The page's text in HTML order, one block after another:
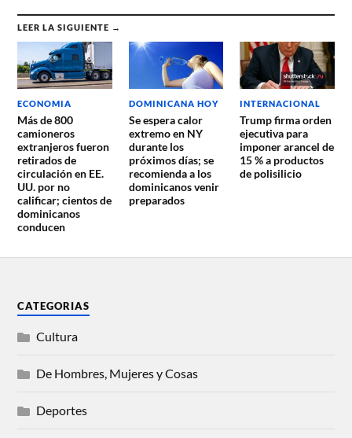
LEER LA SIGUIENTE →
ECONOMIA
Más de 800
camioneros
extranjeros fueron
retirados de
circulación en EE.
UU. por no
calificar; cientos de
dominicanos
conducen
DOMINICANA HOY
Se espera calor
extremo en NY
durante los
próximos días; se
recomienda a los
dominicanos venir
preparados
INTERNACIONAL
Trump firma orden
ejecutiva para
imponer arancel de
15 % a productos
de polisilicio
CATEGORIAS
Cultura
De Hombres, Mujeres y Cosas
Deportes